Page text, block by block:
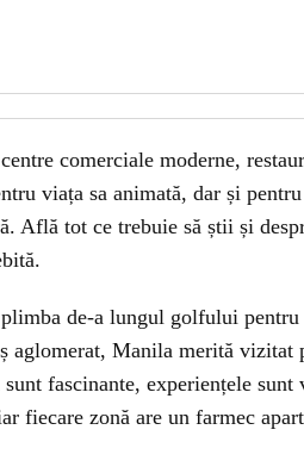
comerciale moderne,
viața sa animată, dar și
Află tot ce trebuie să știi și
de-a lungul golfului pentru
aglomerat, Manila merită vizitat
fascinante, experiențele sunt
fiecare zonă are un farmec